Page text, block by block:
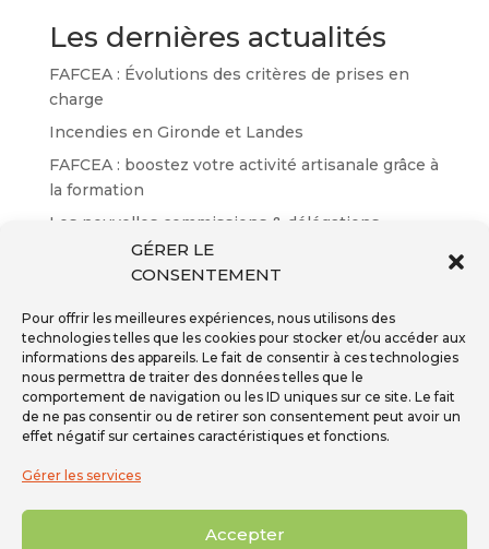
GÉRER LE
CONSENTEMENT
Pour offrir les meilleures expériences, nous utilisons des
technologies telles que les cookies pour stocker et/ou accéder aux
informations des appareils. Le fait de consentir à ces technologies
nous permettra de traiter des données telles que le
comportement de navigation ou les ID uniques sur ce site. Le fait
de ne pas consentir ou de retirer son consentement peut avoir un
effet négatif sur certaines caractéristiques et fonctions.
Gérer les services
Accepter
Les dernières actualités
FAFCEA : Évolutions des critères de prises en
charge
Incendies en Gironde et Landes
FAFCEA : boostez votre activité artisanale grâce à
la formation
Les nouvelles commissions & délégations
Résultats des certifications EP n°65
Inscription à la newsletter
Téléphone - 01 59 08 04 04
Mail -secretariat@ffpmi.eu